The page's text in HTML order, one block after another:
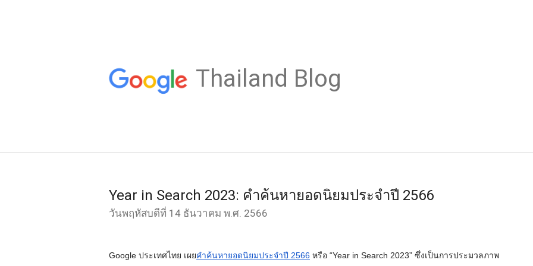
Thailand Blog
Year in Search 2023: คำค้นหายอดนิยมประจำปี 2566
วันพฤหัสบดีที่ 14 ธันวาคม พ.ศ. 2566
Google ประเทศไทย เผยคำค้นหายอดนิยมประจำปี 2566 หรือ “Year in Search 2023” ซึ่งเป็นการประมวลภาพ